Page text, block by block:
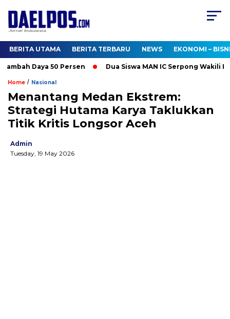
BERITA UTAMA BERITA TERBARU NEWS EKONOMI –
Daya 50 Persen Dua Siswa MAN IC Serpong Wakili RI di
Home / Nasional
Menantang Medan Ekstrem:
Strategi Hutama Karya Taklukkan
Titik Kritis Longsor Aceh
Admin
Tuesday, 19 May 2026